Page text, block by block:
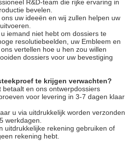
R&D-team die rijke ervaring in
bevelen.
uw ideeën en wij zullen helpen uw
iemand niet hebt om dossiers te
resolutiebeelden, uw Embleem en
vertellen hoe u hen zou willen
dossiers voor uw bevestiging
te krijgen verwachten?
betaalt en ons ontwerpdossiers
voor levering in 3-7 dagen klaar
u via uitdrukkelijk worden verzonden
werkdagen.
uitdrukkelijke rekening gebruiken of
rekening hebt.